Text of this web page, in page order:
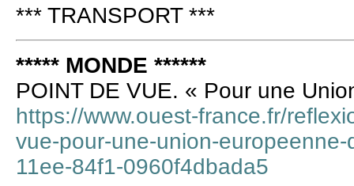
*** TRANSPORT ***
***** MONDE ******
POINT DE VUE. « Pour une
https://www.ouest-france.fr/
vue-pour-une-union-
11ee-84f1-0960f4dbada5